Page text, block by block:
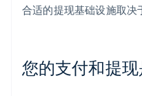
合适的提现基础设施取决
您的支付和提现